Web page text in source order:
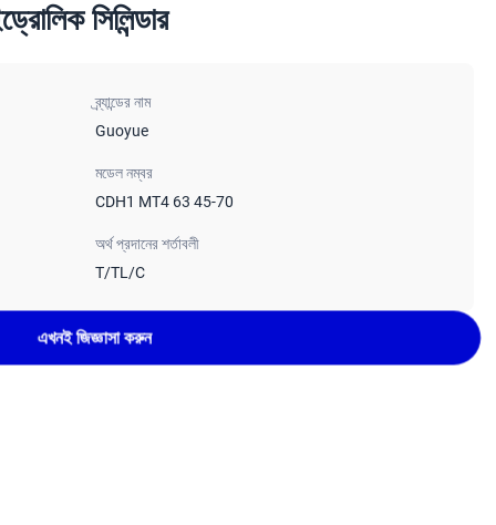
সিলিন্ডার
ব্র্যান্ডের নাম
Guoyue
মডেল নম্বর
CDH1 MT4 63 45-70
অর্থ প্রদানের শর্তাবলী
T/TL/C
এখনই জিজ্ঞাসা করুন